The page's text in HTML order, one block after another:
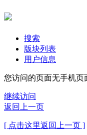
搜索
版块列表
用户信息
您访问的页面无手机页
继续访问
返回上一页
[ 点击这里返回上一页 ]